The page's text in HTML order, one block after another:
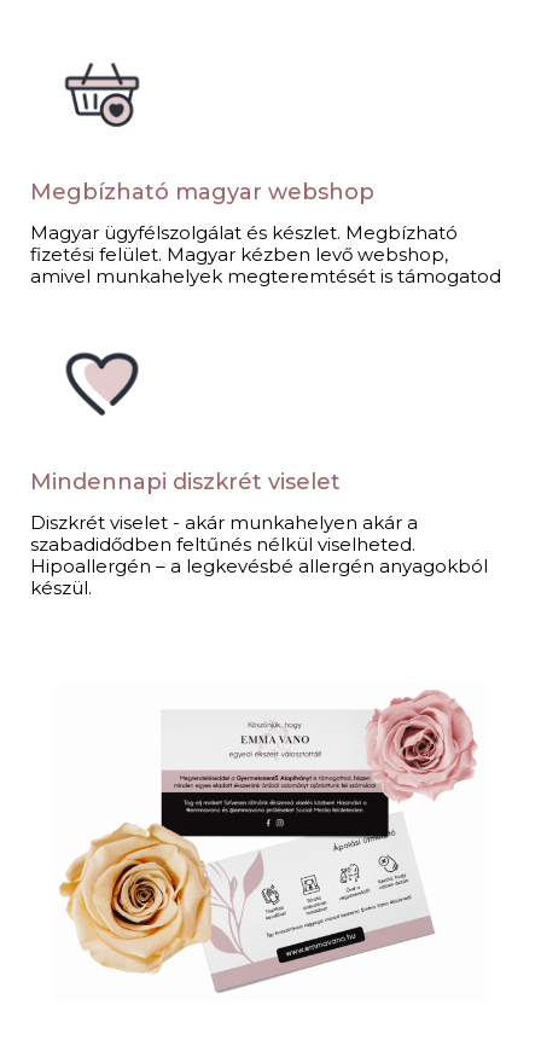
Megbízható magyar webshop
Magyar ügyfélszolgálat és készlet. Megbízható
fizetési felület. Magyar kézben levő webshop,
amivel munkahelyek megteremtését is támogatod​
Mindennapi diszkrét viselet​
Diszkrét viselet - akár munkahelyen akár a
szabadidődben feltűnés nélkül viselheted.
Hipoallergén – a legkevésbé allergén anyagokból
készül.​